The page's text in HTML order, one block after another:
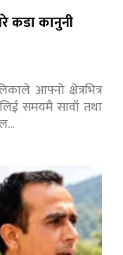
कडा कानुनी
आफ्नो क्षेत्रभित्र
समयमै सावाँ तथा